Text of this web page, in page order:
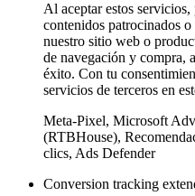
Al aceptar estos
contenidos patrocinados
nuestro sitio web o
de navegación y compra,
éxito. Con tu
servicios de terceros en
Meta-Pixel, Microsoft
(RTBHouse),
clics, Ads Defender
Conversion tracking